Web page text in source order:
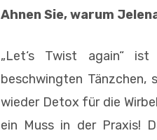
Ahnen Sie, warum
„Let‘s Twist again“
beschwingten Tänzchen,
wieder Detox für die
ein Muss in der Praxis!